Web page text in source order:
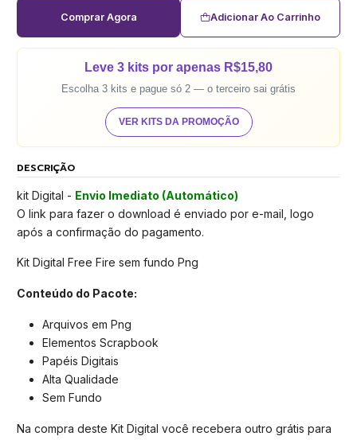
Adicionar Ao Carrinho
Comprar Agora
Leve 3 kits por apenas R$15,80
Escolha 3 kits e pague só 2 — o terceiro sai grátis
VER KITS DA PROMOÇÃO
DESCRIÇÃO
kit Digital - Envio Imediato (Automático)
O link para fazer o download é enviado por e-mail, logo
após a confirmação do pagamento.
Kit Digital Free Fire sem fundo Png
Conteúdo do Pacote:
Arquivos em Png
Elementos Scrapbook
Papéis Digitais
Alta Qualidade
Sem Fundo
Na compra deste Kit Digital você recebera outro grátis para